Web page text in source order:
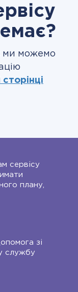
ми можемо
сторінці
сервісу
плану,
зі
службу